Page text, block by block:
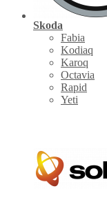
Skoda
Fabia
Kodiaq
Karoq
Octavia
Rapid
Yeti